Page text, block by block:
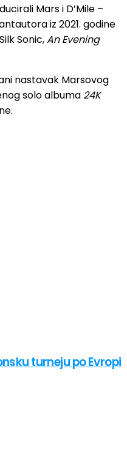
Mars i D’Mile –
iz 2021. godine
Sonic,An Evening
nastavak Marsovog
solo albuma 24K
turneju po Evropi